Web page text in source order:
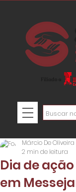
Dia de
em
Márcio De
2 min de leitura